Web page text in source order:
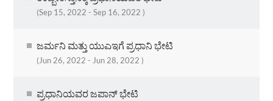
(Sep 15, 2022 - Sep 16, 2022 )
ಜರ್ಮನಿ ಮತ್ತು ಯುಎಇಗೆ ಪ್ರಧಾನಿ ಭೇಟಿ
(Jun 26, 2022 - Jun 28, 2022 )
ಪ್ರಧಾನಿಯವರ ಜಪಾನ್ ಭೇಟಿ